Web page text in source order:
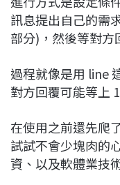
訊息提出自己的需
部分)，然後等對方
過程就像是用 line
對方回覆可能等上
在使用之前還先爬
試試不會少塊肉的
資、以及軟體業技